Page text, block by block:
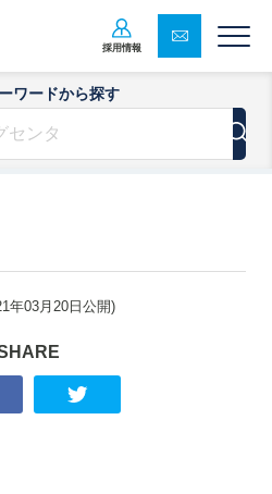
採用情報
ワードから探す
年03月20日 公開)